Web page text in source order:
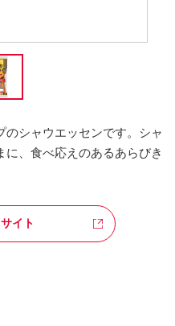
のシャウエッセンです。シャ
、食べ応えのあるあらびき
イト